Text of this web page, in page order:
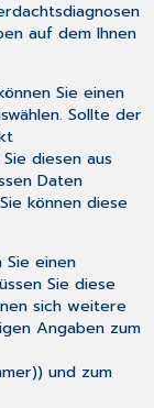
auf dem Ihnen
Sie einen
Sollte der
diesen aus
Daten
können diese
Sie einen
Sie diese
sich weitere
Angaben zum
und zum